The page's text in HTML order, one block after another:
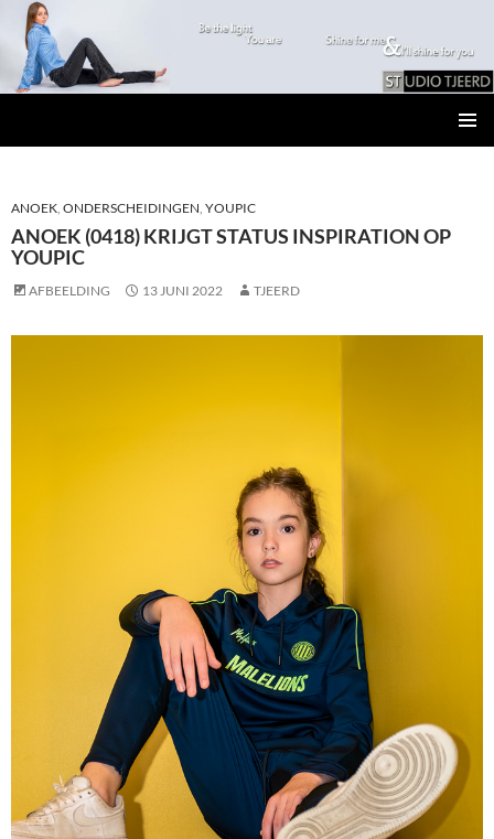
INHOUD
ANOEK, ONDERSCHEIDINGEN, YOUPIC
ANOEK (0418) KRIJGT STATUS INSPIRATION OP
YOUPIC
AFBEELDING 13 JUNI 2022 TJEERD